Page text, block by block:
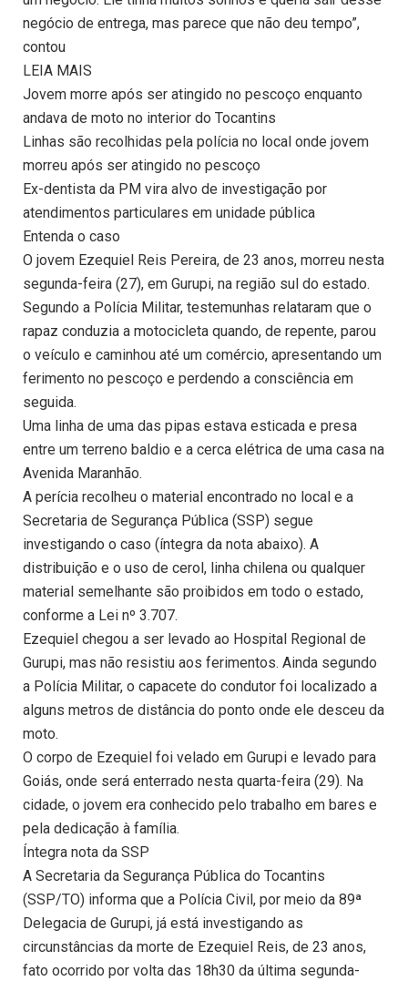
negócio de entrega, mas parece que não deu tempo”,
contou
LEIA MAIS
Jovem morre após ser atingido no pescoço enquanto
andava de moto no interior do Tocantins
Linhas são recolhidas pela polícia no local onde jovem
morreu após ser atingido no pescoço
Ex-dentista da PM vira alvo de investigação por
atendimentos particulares em unidade pública
Entenda o caso
O jovem Ezequiel Reis Pereira, de 23 anos, morreu nesta
segunda-feira (27), em Gurupi, na região sul do estado.
Segundo a Polícia Militar, testemunhas relataram que o
rapaz conduzia a motocicleta quando, de repente, parou
o veículo e caminhou até um comércio, apresentando um
ferimento no pescoço e perdendo a consciência em
seguida.
Uma linha de uma das pipas estava esticada e presa
entre um terreno baldio e a cerca elétrica de uma casa na
Avenida Maranhão.
A perícia recolheu o material encontrado no local e a
Secretaria de Segurança Pública (SSP) segue
investigando o caso (íntegra da nota abaixo). A
distribuição e o uso de cerol, linha chilena ou qualquer
material semelhante são proibidos em todo o estado,
conforme a Lei nº 3.707.
Ezequiel chegou a ser levado ao Hospital Regional de
Gurupi, mas não resistiu aos ferimentos. Ainda segundo
a Polícia Militar, o capacete do condutor foi localizado a
alguns metros de distância do ponto onde ele desceu da
moto.
O corpo de Ezequiel foi velado em Gurupi e levado para
Goiás, onde será enterrado nesta quarta-feira (29). Na
cidade, o jovem era conhecido pelo trabalho em bares e
pela dedicação à família.
Íntegra nota da SSP
A Secretaria da Segurança Pública do Tocantins
(SSP/TO) informa que a Polícia Civil, por meio da 89ª
Delegacia de Gurupi, já está investigando as
circunstâncias da morte de Ezequiel Reis, de 23 anos,
fato ocorrido por volta das 18h30 da última segunda-